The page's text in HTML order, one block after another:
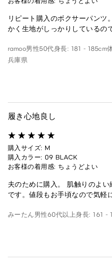
リピート購入のボクサーパンツ
かく生地がしっかりしているの
ramoo男性50代身長: 181 - 185cm
兵庫県
履き心地良し
購入サイズ: M
購入カラー: 09 BLACK
お客様の着用感: ちょうどよい
夫のために購入。 肌触りのよ
です。値段もお手頃なので気軽
みーたん 男性60代以上身長: 161 -